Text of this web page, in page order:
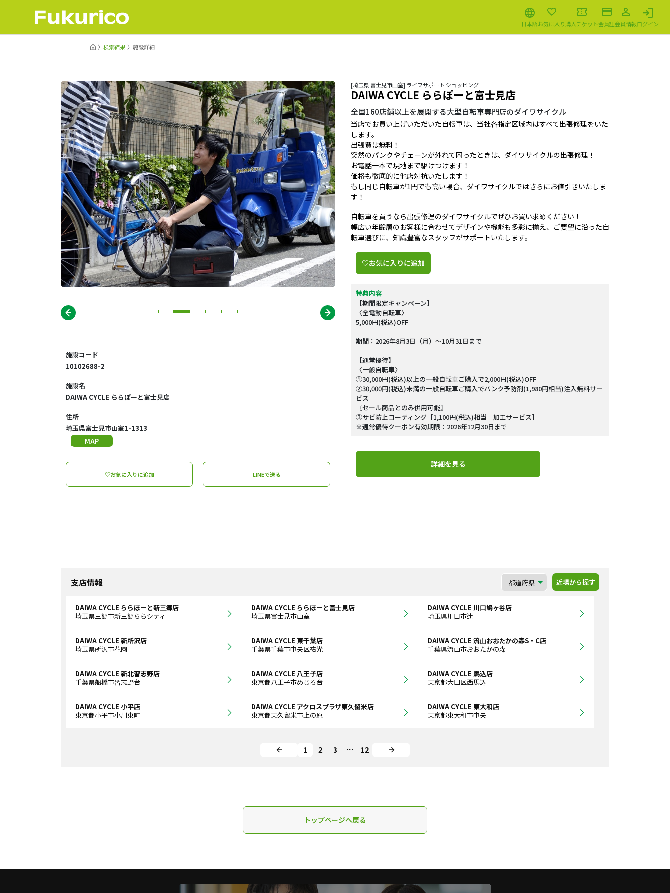
日本語お気に入り購入チケット会員証会員情報ログイン
検索結果 施設詳細
[埼玉県 富士見市山室] ライフサポート ショッピング
DAIWA CYCLE ららぽーと富士見店
全国160店舗以上を展開する大型自転車専門店のダイワサイクル
当店でお買い上げいただいた自転車は、当社各指定区域内はすべて出張修理をいた
します。
出張費は無料！
突然のパンクやチェーンが外れて困ったときは、ダイワサイクルの出張修理！
お電話一本で現地まで駆けつけます！
価格も徹底的に他店対抗いたします！
もし同じ自転車が1円でも高い場合、ダイワサイクルではさらにお値引きいたしま
す！
自転車を買うなら出張修理のダイワサイクルでぜひお買い求めください！
幅広い年齢層のお客様に合わせてデザインや機能も多彩に揃え、ご要望に沿った自
転車選びに、知識豊富なスタッフがサポートいたします。
♡お気に入りに追加
特典内容
【期間限定キャンペーン】
〈全電動自転車〉
5,000円(税込)OFF
期間：2026年8月3日（月）～10月31日まで
【通常優待】
〈一般自転車〉
①30,000円(税込)以上の一般自転車ご購入で2,000円(税込)OFF
②30,000円(税込)未満の一般自転車ご購入でパンク予防剤(1,980円相当)注入無料サー
ビス
〖セール商品とのみ併用可能〗
③サビ防止コーティング［1,100円(税込)相当 加工サービス］
※通常優待クーポン有効期限：2026年12月30日まで
詳細を見る
施設コード
10102688-2
施設名
DAIWA CYCLE ららぽーと富士見店
住所
埼玉県富士見市山室1-1313
MAP
♡お気に入りに追加 LINEで送る
支店情報 近場から探す
DAIWA CYCLE ららぽーと新三郷店
埼玉県三郷市新三郷ららシティ
DAIWA CYCLE ららぽーと富士見店
埼玉県富士見市山室
DAIWA CYCLE 川口鳩ヶ谷店
埼玉県川口市辻
DAIWA CYCLE 新所沢店
埼玉県所沢市花園
DAIWA CYCLE 東千葉店
千葉県千葉市中央区祐光
DAIWA CYCLE 流山おおたかの森S・C店
千葉県流山市おおたかの森
DAIWA CYCLE 新北習志野店
千葉県船橋市習志野台
DAIWA CYCLE 八王子店
東京都八王子市めじろ台
DAIWA CYCLE 馬込店
東京都大田区西馬込
DAIWA CYCLE 小平店
東京都小平市小川東町
DAIWA CYCLE アクロスプラザ東久留米店
東京都東久留米市上の原
DAIWA CYCLE 東大和店
東京都東大和市中央
1 2 3 … 12
トップページへ戻る